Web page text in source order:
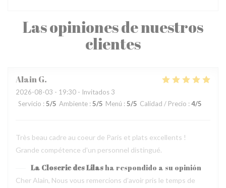
Las opiniones de nuestros
clientes
AlainG
2026-08-03 - 19:30 - Invitados 3
Servicio : 5/5 Ambiente : 5/5 Menú : 5/5 Calidad / Precio : 4/5
Très beau cadre au coeur de Paris et plats excellents !
Grande compétence d'un personnel distingué.
La Closerie des Lilasha respondido a su opinión
Cher Alain, Nous vous remercions d’avoir pris le temps de